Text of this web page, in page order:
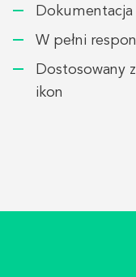
W pełni
Dostosowany
ikon